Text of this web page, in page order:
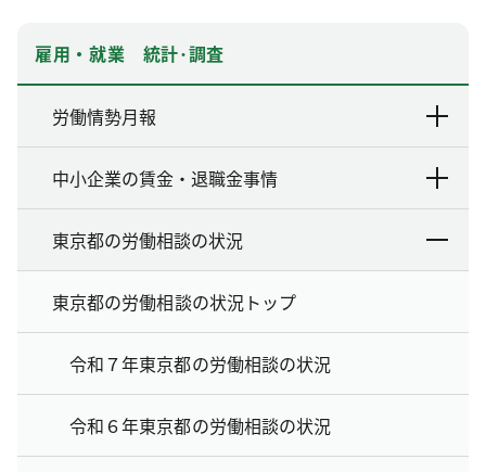
雇用・就業 統計･調査
労働情勢月報
中小企業の賃金・退職金事情
東京都の労働相談の状況
東京都の労働相談の状況トップ
令和７年東京都の労働相談の状況
令和６年東京都の労働相談の状況